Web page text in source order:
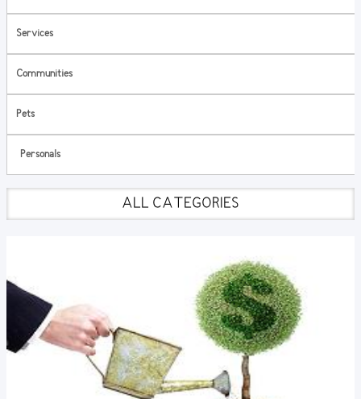
Services
Communities
Pets
Personals
ALL CATEGORIES